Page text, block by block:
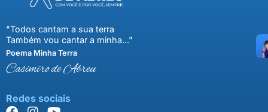
"Todos cantam a sua terra
Também vou cantar a minha..."
Poema Minha Terra
Casimiro de Abreu
Redes sociais